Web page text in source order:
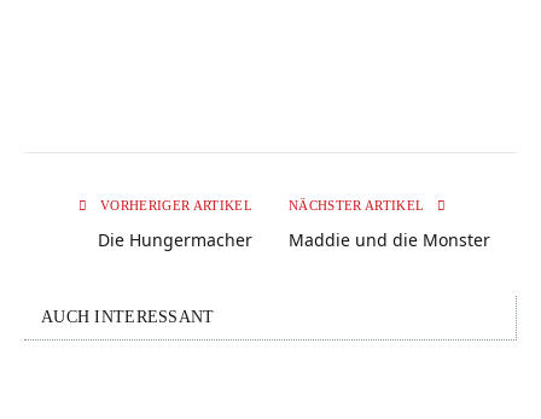
VORHERIGER ARTIKEL
Die Hungermacher
NÄCHSTER ARTIKEL
Maddie und die Monster
AUCH INTERESSANT